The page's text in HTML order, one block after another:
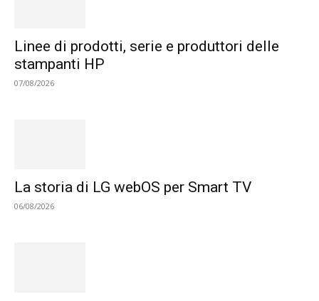
Linee di prodotti, serie e produttori delle
stampanti HP
07/08/2026
La storia di LG webOS per Smart TV
06/08/2026